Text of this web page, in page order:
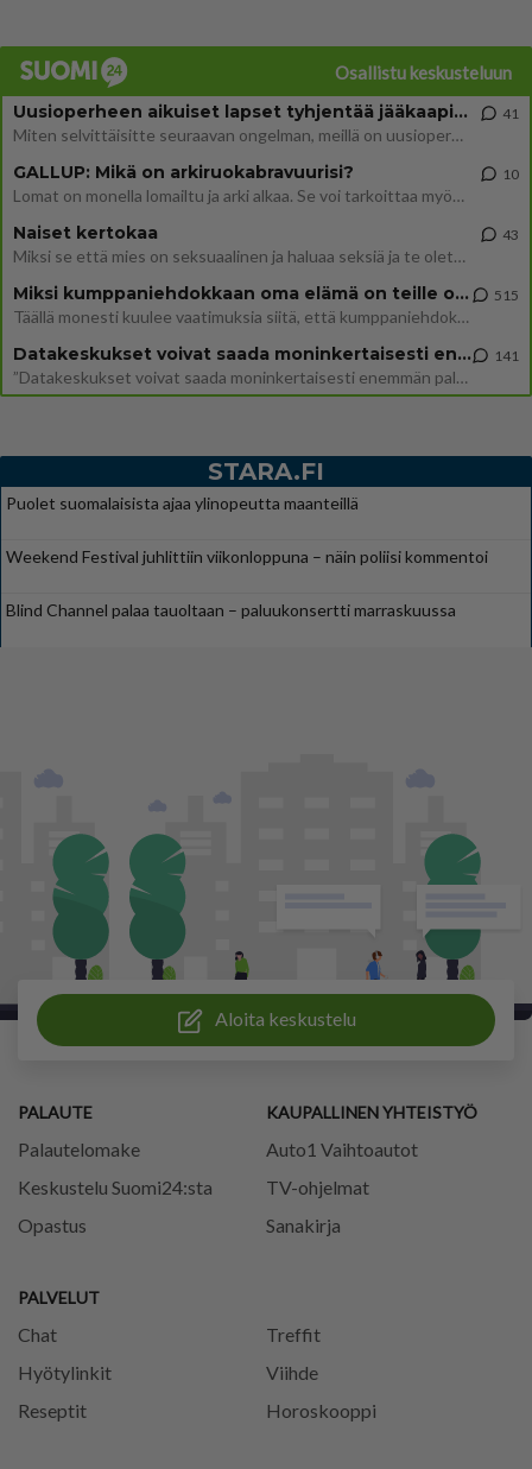
Osallistu keskusteluun
Uusioperheen aikuiset lapset tyhjentää jääkaapin käydessään
Miten selvittäisitte seuraavan ongelman, meillä on uusioperhe, minulla teini-ikäiset lapset ja puolisolla aikuiset, jotk
41
GALLUP: Mikä on arkiruokabravuurisi?
Lomat on monella lomailtu ja arki alkaa. Se voi tarkoittaa myös sitä, että grillailut on grillattu ja palataan arjen ruo
10
Naiset kertokaa
Miksi se että mies on seksuaalinen ja haluaa seksiä ja te olette hänen mielestänne haluttava on vastenmielistä? Mikä sii
43
Miksi kumppaniehdokkaan oma elämä on teille ongelma?
Täällä monesti kuulee vaatimuksia siitä, että kumppaniehdokkaalla ei saisi olla lemmikkejä, lapsia, kavereita, eksiä, su
515
Datakeskukset voivat saada moninkertaisesti enemmän palautuksia kuin mitä ne maksavat veroja
”Datakeskukset voivat saada moninkertaisesti enemmän palautuksia kuin mitä ne maksavat veroja”, sanoo professori Jussi K
141
STARA.FI
Puolet suomalaisista ajaa ylinopeutta maanteillä
Weekend Festival juhlittiin viikonloppuna – näin poliisi kommentoi
Blind Channel palaa tauoltaan – paluukonsertti marraskuussa
Aloita keskustelu
PALAUTE
Palautelomake
Keskustelu Suomi24:sta
Opastus
PALVELUT
Chat
Treffit
Hyötylinkit
Viihde
Reseptit
Horoskooppi
KAUPALLINEN YHTEISTYÖ
Auto1 Vaihtoautot
TV-ohjelmat
Sanakirja